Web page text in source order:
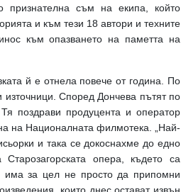
признателна съм на екипа, който
и към тези 18 автори и техните
към опазването на паметта на
й е отнела повече от година. По
Според Дончева пътят по
поздрави продуцента и оператор
на Националната филмотека. „Най-
и така се докоснахме до едно
опера, където са
има за цел не просто да припомни
които днес остават извън